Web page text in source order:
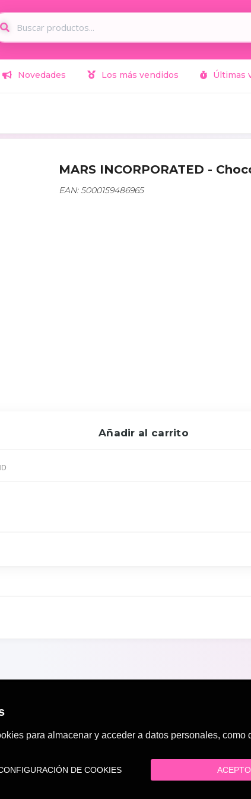
Novedades Los más vendidos Últimas
MARS INCORPORATED -
EAN: 5000159486965
Añadir al carrito
para almacenar y acceder a datos personales, como
DE COOKIES ACEPTO